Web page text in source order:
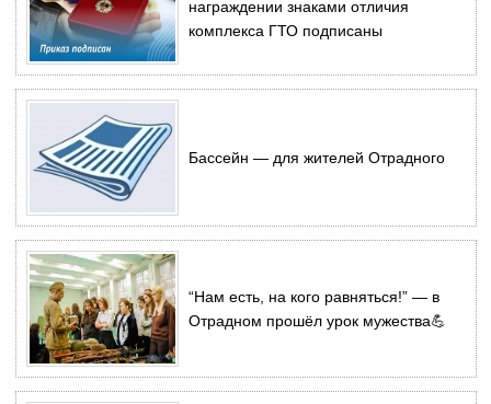
награждении знаками отличия
комплекса ГТО подписаны
Бассейн — для жителей Отрадного
“Нам есть, на кого равняться!” — в
Отрадном прошёл урок мужества💪